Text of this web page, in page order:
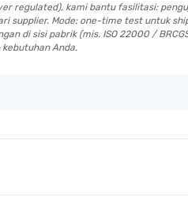
regulated), kami bantu fasilitasi:
supplier. Mode: one-time test untuk
di sisi pabrik (mis. ISO 22000 /
Anda.